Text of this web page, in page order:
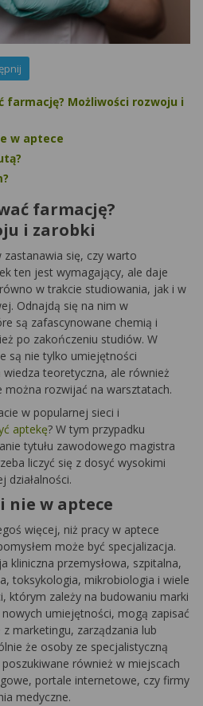
farmację? Możliwości rozwoju i
w aptece
farmację?
i zarobki
zastanawia się, czy warto
ten jest wymagający, ale daje
w trakcie studiowania, jak i w
Odnajdą się na nim w
są zafascynowane chemią i
po zakończeniu studiów. W
są nie tylko umiejętności
teoretyczna, ale również
rozwijać na warsztatach.
w popularnej sieci i
aptekę? W tym przypadku
tytułu zawodowego magistra
liczyć się z dosyć wysokimi
działalności.
nie w aptece
więcej, niż pracy w aptece
może być specjalizacja.
kliniczna przemysłowa, szpitalna,
toksykologia, mikrobiologia i wiele
którym zależy na budowaniu marki
umiejętności, mogą zapisać
marketingu, zarządzania lub
że osoby ze specjalistyczną
również w miejscach
portale internetowe, czy firmy
medyczne.
wykorzystywania narzędzi
znajdziesz w
Regulaminie